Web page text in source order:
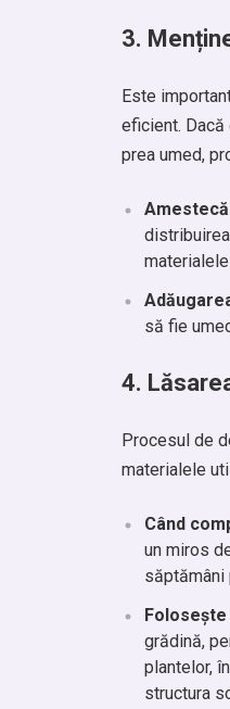
3.
Este
eficient.
prea umed,
să fie
4.
Procesul de
materialele
Când
un miros
săptămâni
grădină,
plantelor,
structura